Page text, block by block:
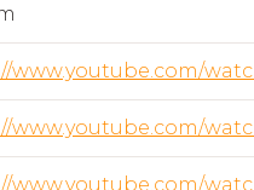
www.youtube.com/
www.youtube.com/
www.youtube.com/